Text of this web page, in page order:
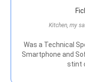
Kitchen, my
Was a Technical
Smartphone and
stint